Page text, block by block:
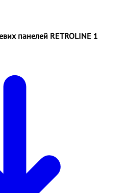
панелей RETROLINE 1